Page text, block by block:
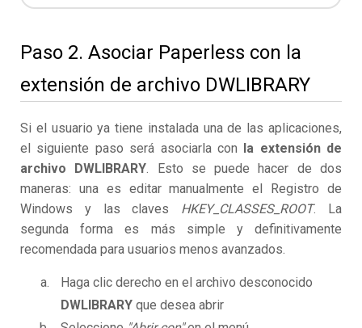
Paso 2. Asociar Paperless con la
extensión de archivo DWLIBRARY
Si el usuario ya tiene instalada una de las aplicaciones,
el siguiente paso será asociarla con la extensión de
archivo DWLIBRARY. Esto se puede hacer de dos
maneras: una es editar manualmente el Registro de
Windows y las claves HKEY_CLASSES_ROOT. La
segunda forma es más simple y definitivamente
recomendada para usuarios menos avanzados.
Haga clic derecho en el archivo desconocido
DWLIBRARY que desea abrir